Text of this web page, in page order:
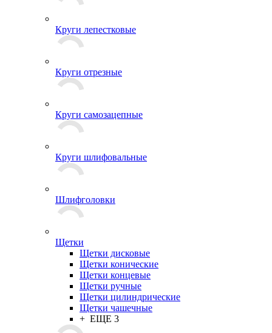
Круги лепестковые
Круги отрезные
Круги самозацепные
Круги шлифовальные
Шлифголовки
Щетки
Щетки дисковые
Щетки конические
Щетки концевые
Щетки ручные
Щетки цилиндрические
Щетки чашечные
+ ЕЩЕ 3